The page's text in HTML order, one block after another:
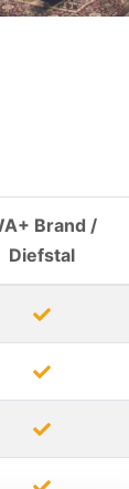
Brand /
Diefstal